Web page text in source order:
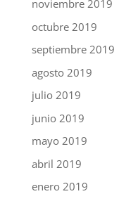
noviembre 2019
octubre 2019
septiembre 2019
agosto 2019
julio 2019
junio 2019
mayo 2019
abril 2019
enero 2019